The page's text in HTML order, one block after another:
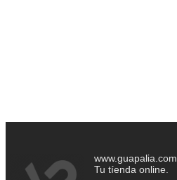
www.guapalia.com
Tu tíenda online.